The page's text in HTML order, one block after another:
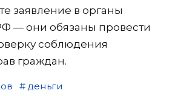
заявление в органы
— они обязаны провести
соблюдения
граждан.
деньги